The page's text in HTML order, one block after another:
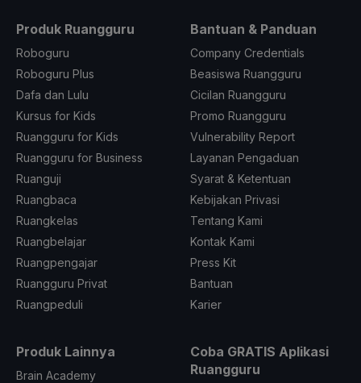
Produk Ruangguru
Roboguru
Roboguru Plus
Dafa dan Lulu
Kursus for Kids
Ruangguru for Kids
Ruangguru for Business
Ruanguji
Ruangbaca
Ruangkelas
Ruangbelajar
Ruangpengajar
Ruangguru Privat
Ruangpeduli
Bantuan & Panduan
Company Credentials
Beasiswa Ruangguru
Cicilan Ruangguru
Promo Ruangguru
Vulnerability Report
Layanan Pengaduan
Syarat & Ketentuan
Kebijakan Privasi
Tentang Kami
Kontak Kami
Press Kit
Bantuan
Karier
Produk Lainnya
Brain Academy
Coba GRATIS Aplikasi
Ruangguru